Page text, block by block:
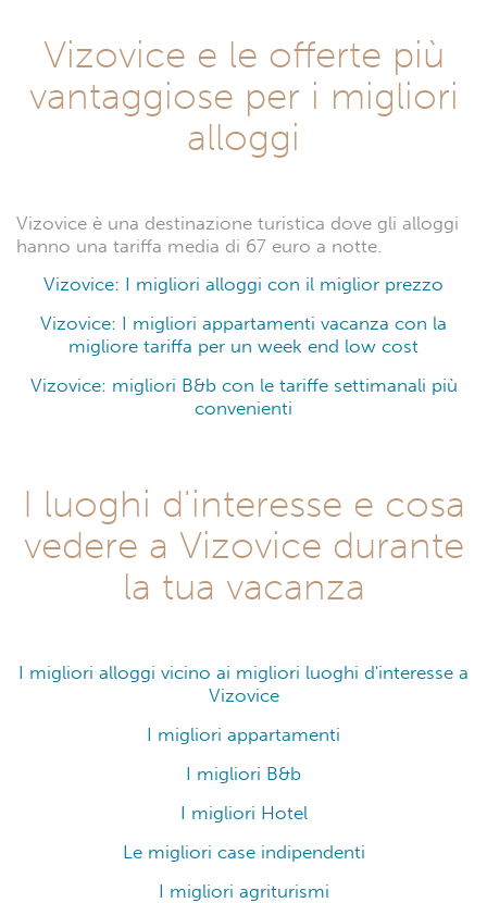
Vizovice e le offerte più
vantaggiose per i migliori
alloggi
Vizovice è una destinazione turistica dove gli alloggi
hanno una tariffa media di 67 euro a notte.
Vizovice: I migliori alloggi con il miglior prezzo
Vizovice: I migliori appartamenti vacanza con la
migliore tariffa per un week end low cost
Vizovice: migliori B&b con le tariffe settimanali più
convenienti
I luoghi d'interesse e cosa
vedere a Vizovice durante
la tua vacanza
I migliori alloggi vicino ai migliori luoghi d'interesse a
Vizovice
I migliori appartamenti
I migliori B&b
I migliori Hotel
Le migliori case indipendenti
I migliori agriturismi